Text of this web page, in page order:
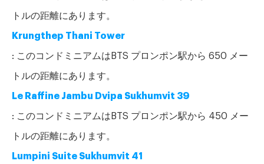
トルの距離にあります。
Krungthep Thani Tower
: このコンドミニアムはBTS プロンポン駅から 650 メー
トルの距離にあります。
Le Raffine Jambu Dvipa Sukhumvit 39
: このコンドミニアムはBTS プロンポン駅から 450 メー
トルの距離にあります。
Lumpini Suite Sukhumvit 41